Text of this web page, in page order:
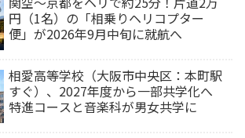
円（1名）の「相乗りヘリコプター
便」が2026年9月中旬に就航へ
相愛高等学校（大阪市中央区：本町駅
すぐ）、2027年度から一部共学化へ
特進コースと音楽科が男女共学に